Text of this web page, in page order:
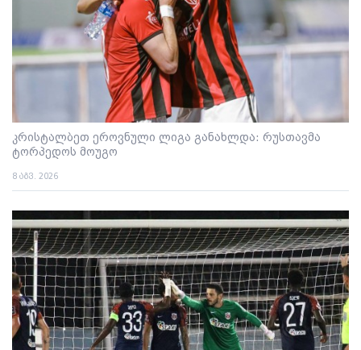
კრისტალბეთ ეროვნული ლიგა განახლდა: რუსთავმა
ტორპედოს მოუგო
8 აგვ. 2026